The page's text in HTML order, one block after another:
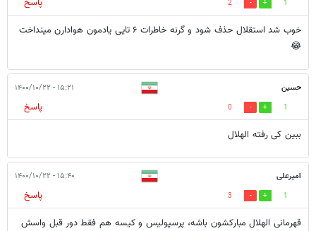
1
2
خوب شد استقلال حذف شود و گرنه خاطرات ۶ تایی یادمون هوادارن مینداخت
😂
حسین ۱۵:۲۱ - ۱۴۰۰/۱۰/۲۲
1
0
پاسخ
ببین کی رفته الهلال
امیرعلی ۱۵:۴۰ - ۱۴۰۰/۱۰/۲۲
1
3
پاسخ
قهرمانی الهلال مبارکشون باشه، پرسپولیس و کیسه هم فقط دور قبل واسش